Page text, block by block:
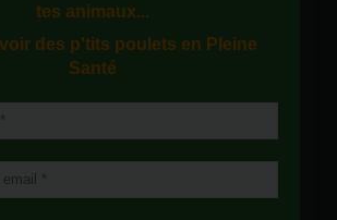
tes animaux...
des p'tits poulets en Pleine
Santé